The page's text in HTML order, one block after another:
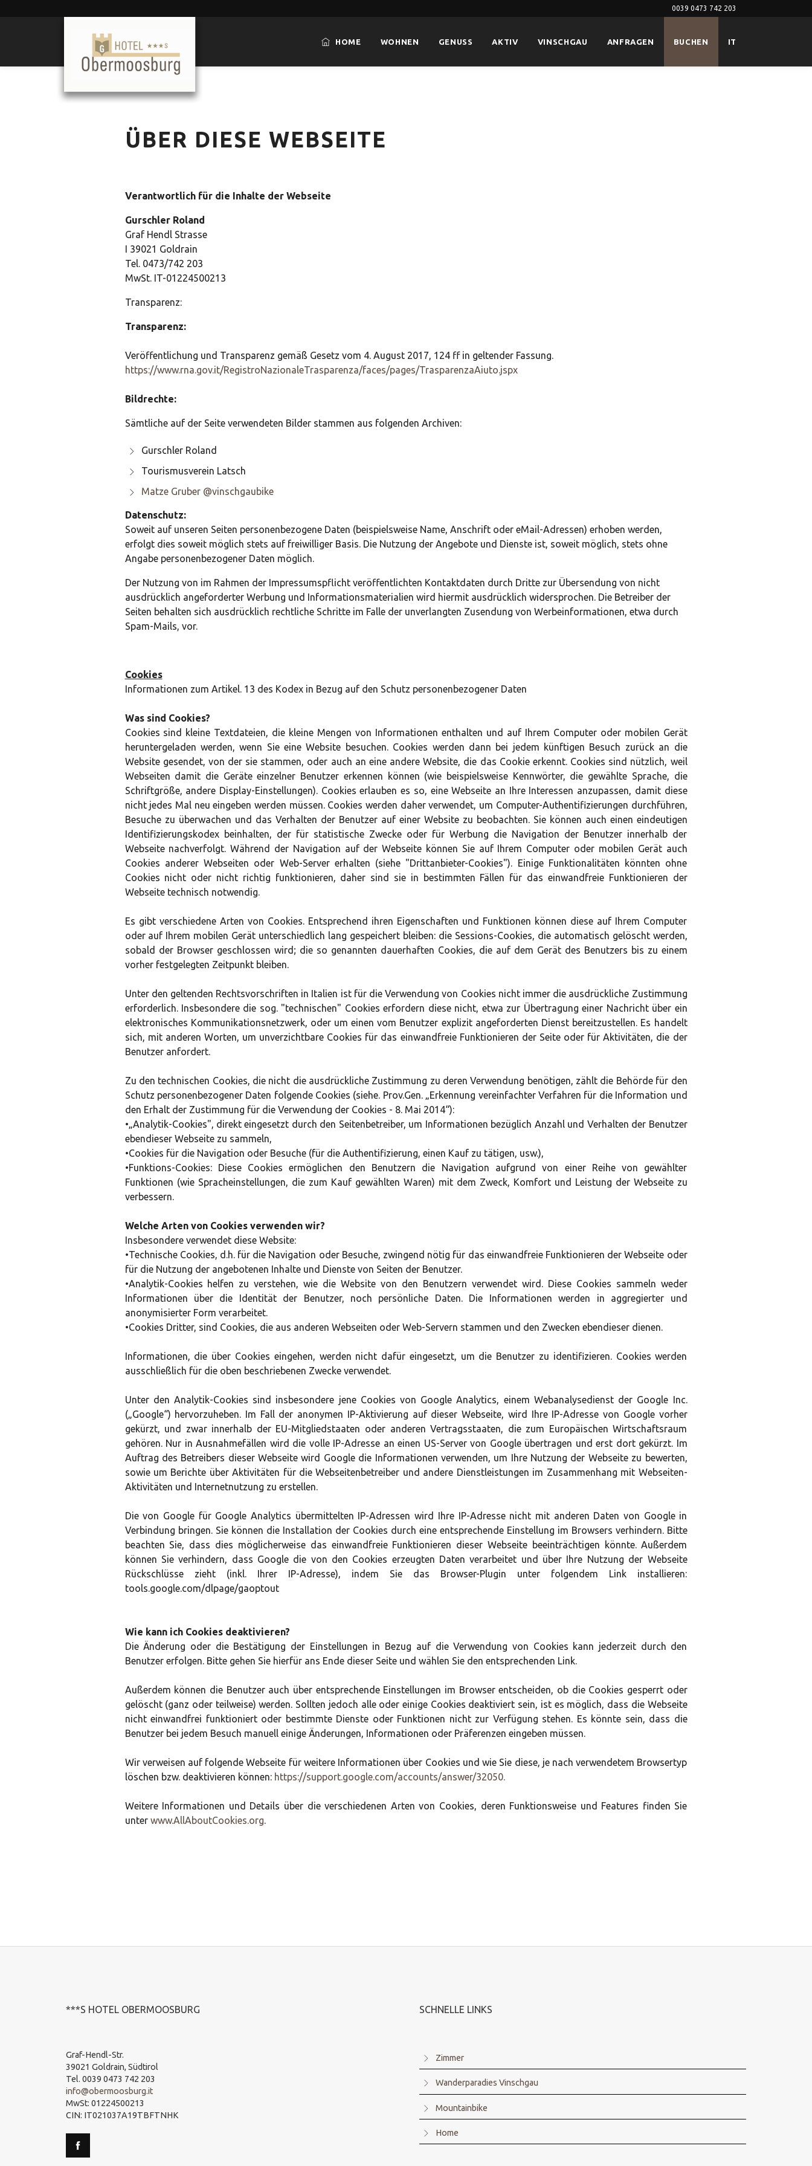
0039 0473 742 203
HOME WOHNEN GENUSS AKTIV VINSCHGAU ANFRAGEN BUCHEN IT
ÜBER DIESE WEBSEITE
Verantwortlich für die Inhalte der Webseite
Gurschler Roland
Graf Hendl Strasse
I 39021 Goldrain
Tel. 0473/742 203
MwSt. IT-01224500213
Transparenz:
Transparenz:
Veröffentlichung und Transparenz gemäß Gesetz vom 4. August 2017, 124 ff in geltender Fassung.
https://www.rna.gov.it/RegistroNazionaleTrasparenza/faces/pages/TrasparenzaAiuto.jspx
Bildrechte:
Sämtliche auf der Seite verwendeten Bilder stammen aus folgenden Archiven:
Gurschler Roland
Tourismusverein Latsch
Matze Gruber @vinschgaubike
Datenschutz:
Soweit auf unseren Seiten personenbezogene Daten (beispielsweise Name, Anschrift oder eMail-Adressen) erhoben werden,
erfolgt dies soweit möglich stets auf freiwilliger Basis. Die Nutzung der Angebote und Dienste ist, soweit möglich, stets ohne
Angabe personenbezogener Daten möglich.
Der Nutzung von im Rahmen der Impressumspflicht veröffentlichten Kontaktdaten durch Dritte zur Übersendung von nicht
ausdrücklich angeforderter Werbung und Informationsmaterialien wird hiermit ausdrücklich widersprochen. Die Betreiber der
Seiten behalten sich ausdrücklich rechtliche Schritte im Falle der unverlangten Zusendung von Werbeinformationen, etwa durch
Spam-Mails, vor.
Cookies
Informationen zum Artikel. 13 des Kodex in Bezug auf den Schutz personenbezogener Daten
Was sind Cookies?
Cookies sind kleine Textdateien, die kleine Mengen von Informationen enthalten und auf Ihrem Computer oder mobilen Gerät
heruntergeladen werden, wenn Sie eine Website besuchen. Cookies werden dann bei jedem künftigen Besuch zurück an die
Website gesendet, von der sie stammen, oder auch an eine andere Website, die das Cookie erkennt. Cookies sind nützlich, weil
Webseiten damit die Geräte einzelner Benutzer erkennen können (wie beispielsweise Kennwörter, die gewählte Sprache, die
Schriftgröße, andere Display-Einstellungen). Cookies erlauben es so, eine Webseite an Ihre Interessen anzupassen, damit diese
nicht jedes Mal neu eingeben werden müssen. Cookies werden daher verwendet, um Computer-Authentifizierungen durchführen,
Besuche zu überwachen und das Verhalten der Benutzer auf einer Website zu beobachten. Sie können auch einen eindeutigen
Identifizierungskodex beinhalten, der für statistische Zwecke oder für Werbung die Navigation der Benutzer innerhalb der
Webseite nachverfolgt. Während der Navigation auf der Webseite können Sie auf Ihrem Computer oder mobilen Gerät auch
Cookies anderer Webseiten oder Web-Server erhalten (siehe "Drittanbieter-Cookies"). Einige Funktionalitäten könnten ohne
Cookies nicht oder nicht richtig funktionieren, daher sind sie in bestimmten Fällen für das einwandfreie Funktionieren der
Webseite technisch notwendig.
Es gibt verschiedene Arten von Cookies. Entsprechend ihren Eigenschaften und Funktionen können diese auf Ihrem Computer
oder auf Ihrem mobilen Gerät unterschiedlich lang gespeichert bleiben: die Sessions-Cookies, die automatisch gelöscht werden,
sobald der Browser geschlossen wird; die so genannten dauerhaften Cookies, die auf dem Gerät des Benutzers bis zu einem
vorher festgelegten Zeitpunkt bleiben.
Unter den geltenden Rechtsvorschriften in Italien ist für die Verwendung von Cookies nicht immer die ausdrückliche Zustimmung
erforderlich. Insbesondere die sog. "technischen" Cookies erfordern diese nicht, etwa zur Übertragung einer Nachricht über ein
elektronisches Kommunikationsnetzwerk, oder um einen vom Benutzer explizit angeforderten Dienst bereitzustellen. Es handelt
sich, mit anderen Worten, um unverzichtbare Cookies für das einwandfreie Funktionieren der Seite oder für Aktivitäten, die der
Benutzer anfordert.
Zu den technischen Cookies, die nicht die ausdrückliche Zustimmung zu deren Verwendung benötigen, zählt die Behörde für den
Schutz personenbezogener Daten folgende Cookies (siehe. Prov.Gen. „Erkennung vereinfachter Verfahren für die Information und
den Erhalt der Zustimmung für die Verwendung der Cookies - 8. Mai 2014“):
•„Analytik-Cookies", direkt eingesetzt durch den Seitenbetreiber, um Informationen bezüglich Anzahl und Verhalten der Benutzer
ebendieser Webseite zu sammeln,
•Cookies für die Navigation oder Besuche (für die Authentifizierung, einen Kauf zu tätigen, usw.),
•Funktions-Cookies: Diese Cookies ermöglichen den Benutzern die Navigation aufgrund von einer Reihe von gewählter
Funktionen (wie Spracheinstellungen, die zum Kauf gewählten Waren) mit dem Zweck, Komfort und Leistung der Webseite zu
verbessern.
Welche Arten von Cookies verwenden wir?
Insbesondere verwendet diese Website:
•Technische Cookies, d.h. für die Navigation oder Besuche, zwingend nötig für das einwandfreie Funktionieren der Webseite oder
für die Nutzung der angebotenen Inhalte und Dienste von Seiten der Benutzer.
•Analytik-Cookies helfen zu verstehen, wie die Website von den Benutzern verwendet wird. Diese Cookies sammeln weder
Informationen über die Identität der Benutzer, noch persönliche Daten. Die Informationen werden in aggregierter und
anonymisierter Form verarbeitet.
•Cookies Dritter, sind Cookies, die aus anderen Webseiten oder Web-Servern stammen und den Zwecken ebendieser dienen.
Informationen, die über Cookies eingehen, werden nicht dafür eingesetzt, um die Benutzer zu identifizieren. Cookies werden
ausschließlich für die oben beschriebenen Zwecke verwendet.
Unter den Analytik-Cookies sind insbesondere jene Cookies von Google Analytics, einem Webanalysedienst der Google Inc.
(„Google“) hervorzuheben. Im Fall der anonymen IP-Aktivierung auf dieser Webseite, wird Ihre IP-Adresse von Google vorher
gekürzt, und zwar innerhalb der EU-Mitgliedstaaten oder anderen Vertragsstaaten, die zum Europäischen Wirtschaftsraum
gehören. Nur in Ausnahmefällen wird die volle IP-Adresse an einen US-Server von Google übertragen und erst dort gekürzt. Im
Auftrag des Betreibers dieser Webseite wird Google die Informationen verwenden, um Ihre Nutzung der Webseite zu bewerten,
sowie um Berichte über Aktivitäten für die Webseitenbetreiber und andere Dienstleistungen im Zusammenhang mit Webseiten-
Aktivitäten und Internetnutzung zu erstellen.
Die von Google für Google Analytics übermittelten IP-Adressen wird Ihre IP-Adresse nicht mit anderen Daten von Google in
Verbindung bringen. Sie können die Installation der Cookies durch eine entsprechende Einstellung im Browsers verhindern. Bitte
beachten Sie, dass dies möglicherweise das einwandfreie Funktionieren dieser Webseite beeinträchtigen könnte. Außerdem
können Sie verhindern, dass Google die von den Cookies erzeugten Daten verarbeitet und über Ihre Nutzung der Webseite
Rückschlüsse zieht (inkl. Ihrer IP-Adresse), indem Sie das Browser-Plugin unter folgendem Link installieren:
tools.google.com/dlpage/gaoptout
Wie kann ich Cookies deaktivieren?
Die Änderung oder die Bestätigung der Einstellungen in Bezug auf die Verwendung von Cookies kann jederzeit durch den
Benutzer erfolgen. Bitte gehen Sie hierfür ans Ende dieser Seite und wählen Sie den entsprechenden Link.
Außerdem können die Benutzer auch über entsprechende Einstellungen im Browser entscheiden, ob die Cookies gesperrt oder
gelöscht (ganz oder teilweise) werden. Sollten jedoch alle oder einige Cookies deaktiviert sein, ist es möglich, dass die Webseite
nicht einwandfrei funktioniert oder bestimmte Dienste oder Funktionen nicht zur Verfügung stehen. Es könnte sein, dass die
Benutzer bei jedem Besuch manuell einige Änderungen, Informationen oder Präferenzen eingeben müssen.
Wir verweisen auf folgende Webseite für weitere Informationen über Cookies und wie Sie diese, je nach verwendetem Browsertyp
löschen bzw. deaktivieren können: https://support.google.com/accounts/answer/32050.
Weitere Informationen und Details über die verschiedenen Arten von Cookies, deren Funktionsweise und Features finden Sie
unter www.AllAboutCookies.org.
***S HOTEL OBERMOOSBURG
Graf-Hendl-Str.
39021 Goldrain, Südtirol
Tel. 0039 0473 742 203
info@obermoosburg.it
MwSt: 01224500213
CIN: IT021037A19TBFTNHK
SCHNELLE LINKS
Zimmer
Wanderparadies Vinschgau
Mountainbike
Home